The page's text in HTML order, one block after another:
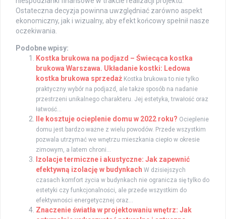
Ostateczna decyzja powinna uwzględniać zarówno aspekt
ekonomiczny, jak i wizualny, aby efekt końcowy spełnił nasze
oczekiwania.
Podobne wpisy:
Kostka brukowa na podjazd – Świecąca kostka
brukowa Warszawa. Układanie kostki: Ledowa
kostka brukowa sprzedaż Kostka brukowa to nie tylko
praktyczny wybór na podjazd, ale także sposób na nadanie
przestrzeni unikalnego charakteru. Jej estetyka, trwałość oraz
łatwość...
Ile kosztuje ocieplenie domu w 2022 roku? Ocieplenie
domu jest bardzo ważne z wielu powodów. Przede wszystkim
pozwala utrzymać we wnętrzu mieszkania ciepło w okresie
zimowym, a latem chroni...
Izolacje termiczne i akustyczne: Jak zapewnić
efektywną izolację w budynkach W dzisiejszych
czasach komfort życia w budynkach nie ogranicza się tylko do
estetyki czy funkcjonalności, ale przede wszystkim do
efektywności energetycznej oraz...
Znaczenie światła w projektowaniu wnętrz: Jak